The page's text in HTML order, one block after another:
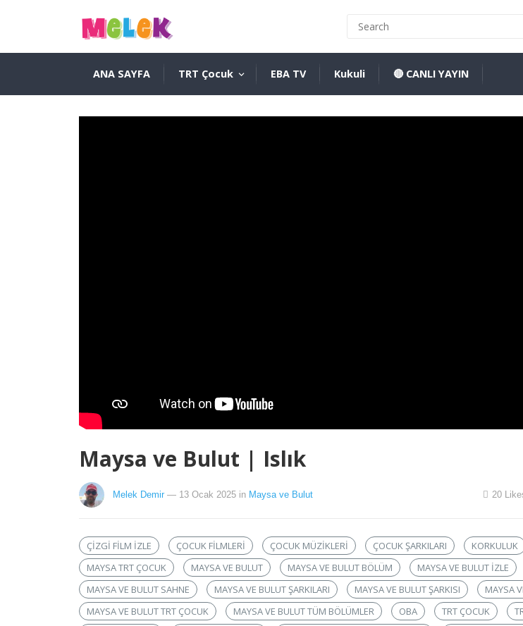
ANA SAYFA TRT Çocuk EBA TV Kukuli 🔴 CANLI YAYIN
Maysa ve Bulut | Islık
Melek Demir — 13 Ocak 2025 in Maysa ve Bulut 20
ÇIZGI FILM IZLE ÇOCUK FILMLERI ÇOCUK MÜZIKLERI ÇOCUK ŞARKILARI
KORKULUK
MAYSA TRT ÇOCUK
MAYSA VE BULUT MAYSA VE BULUT BÖLÜM
MAYSA VE BULUT IZLE
MAYSA VE BULUT SAHNE
MAYSA VE BULUT ŞARKILARI MAYSA VE BULUT ŞARKISI
MAYSA
MAYSA VE BULUT TRT ÇOCUK
MAYSA VE BULUT TÜM BÖLÜMLER OBA TRT ÇOCUK